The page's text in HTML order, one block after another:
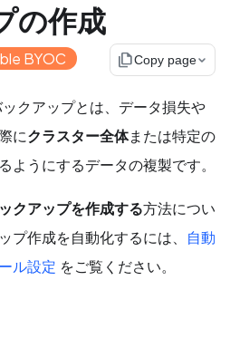
の作成
BYOC file_copyCopy page
クアップとは、データ損失や
にクラスター全体または特定の
ようにするデータの複製です。
クアップを作成する方法につい
プ作成を自動化するには、 自動
ル設定 をご覧ください。